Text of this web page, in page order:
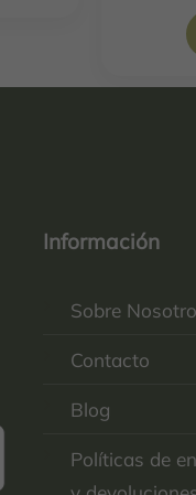
Información
Sobre
Contacto
Blog
Políticas de